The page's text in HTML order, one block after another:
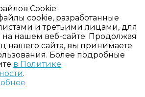
Cookie
cookie, разработанные
и третьими лицами, для
на нашем веб-сайте. Продолжая
нашего сайта, вы принимаете
Более подробные
в Политике
.